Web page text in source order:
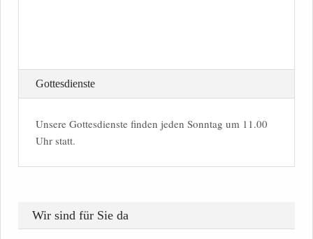
Gottesdienste
Unsere Gottesdienste finden jeden Sonntag um 11.00
Uhr statt.
Wir sind für Sie da